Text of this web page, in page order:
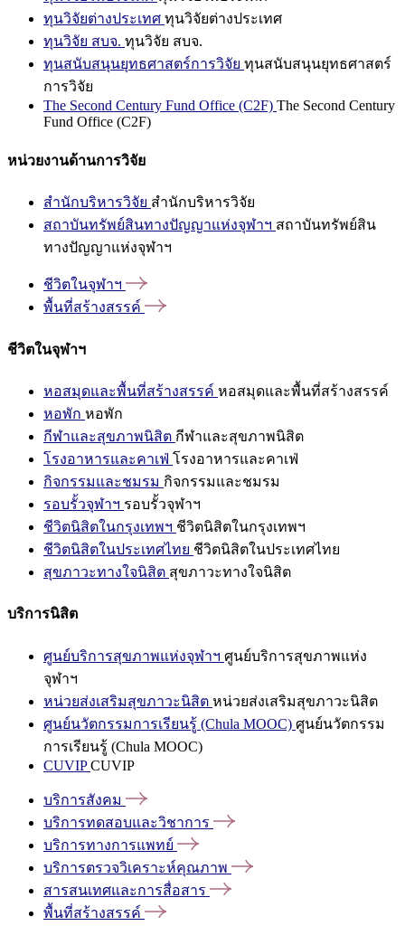
ทุนวิจัยต่างประเทศ ทุนวิจัยต่างประเทศ
ทุนวิจัย สบจ. ทุนวิจัย สบจ.
ทุนสนับสนุนยุทธศาสตร์การวิจัย ทุนสนับสนุนยุทธศาสตร์
การวิจัย
The Second Century Fund Office (C2F) The Second Century
Fund Office (C2F)
หน่วยงานด้านการวิจัย
สำนักบริหารวิจัย สำนักบริหารวิจัย
สถาบันทรัพย์สินทางปัญญาแห่งจุฬาฯ สถาบันทรัพย์สิน
ทางปัญญาแห่งจุฬาฯ
ชีวิตในจุฬาฯ
พื้นที่สร้างสรรค์
ชีวิตในจุฬาฯ
หอสมุดและพื้นที่สร้างสรรค์ หอสมุดและพื้นที่สร้างสรรค์
หอพัก หอพัก
กีฬาและสุขภาพนิสิต กีฬาและสุขภาพนิสิต
โรงอาหารและคาเฟ่ โรงอาหารและคาเฟ่
กิจกรรมและชมรม กิจกรรมและชมรม
รอบรั้วจุฬาฯ รอบรั้วจุฬาฯ
ชีวิตนิสิตในกรุงเทพฯ ชีวิตนิสิตในกรุงเทพฯ
ชีวิตนิสิตในประเทศไทย ชีวิตนิสิตในประเทศไทย
สุขภาวะทางใจนิสิต สุขภาวะทางใจนิสิต
บริการนิสิต
ศูนย์บริการสุขภาพแห่งจุฬาฯ ศูนย์บริการสุขภาพแห่ง
จุฬาฯ
หน่วยส่งเสริมสุขภาวะนิสิต หน่วยส่งเสริมสุขภาวะนิสิต
ศูนย์นวัตกรรมการเรียนรู้ (Chula MOOC) ศูนย์นวัตกรรม
การเรียนรู้ (Chula MOOC)
CUVIPCUVIP
บริการสังคม
บริการทดสอบและวิชาการ
บริการทางการแพทย์
บริการตรวจวิเคราะห์คุณภาพ
สารสนเทศและการสื่อสาร
พื้นที่สร้างสรรค์